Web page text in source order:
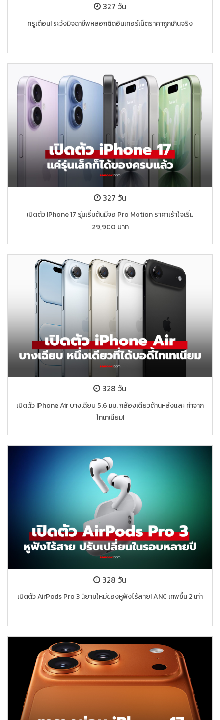
327 วัน
ทรูเตือน! ระวังมิจฉาชีพหลอกติดอินเทอร์เน็ตราคาถูกเกินจริง
327 วัน
เปิดตัว IPhone 17 รุ่นเริ่มต้นมีจอ Pro Motion ราคาเร้าใจเริ่ม
29,900 บาท
328 วัน
เปิดตัว IPhone Air บางเฉียบ 5.6 มม. กล้องเดียวด้านหลังและ ทำจาก
ไทเทเนียม!
328 วัน
เปิดตัว AirPods Pro 3 นิยามใหม่ของหูฟังไร้สาย! ANC เทพขึ้น 2 เท่า